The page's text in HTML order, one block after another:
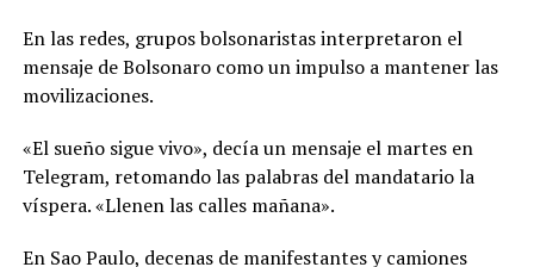
En las redes, grupos bolsonaristas interpretaron el
mensaje de Bolsonaro como un impulso a mantener las
movilizaciones.
«El sueño sigue vivo», decía un mensaje el martes en
Telegram, retomando las palabras del mandatario la
víspera. «Llenen las calles mañana».
En Sao Paulo, decenas de manifestantes y camiones